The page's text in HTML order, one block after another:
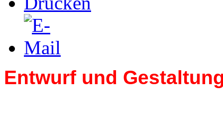
Entwurf und